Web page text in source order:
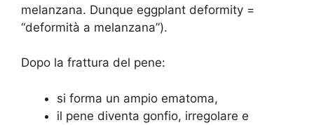
melanzana. Dunque eggplant deformity =
“deformità a melanzana”).
Dopo la frattura del pene:
si forma un ampio ematoma,
il pene diventa gonfio, irregolare e